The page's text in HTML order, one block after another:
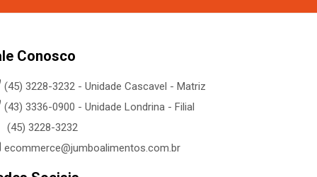
Conosco
(45) 3228-3232 - Unidade Cascavel - Matriz
(43) 3336-0900 - Unidade Londrina - Filial
(45) 3228-3232
ecommerce@jumboalimentos.com.br